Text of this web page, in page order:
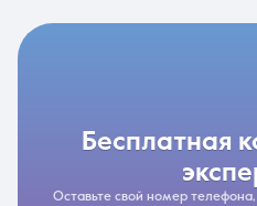
бесплатная консультация
Оставьте свой номер